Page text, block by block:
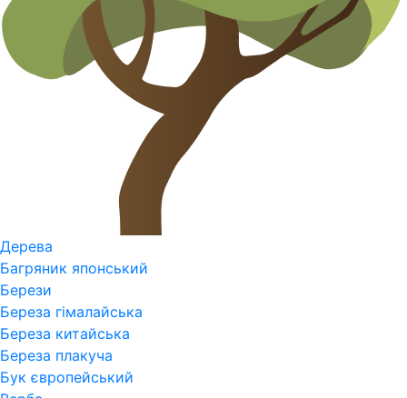
Дерева
Багряник японський
Берези
Береза гімалайська
Береза китайська
Береза плакуча
Бук європейський